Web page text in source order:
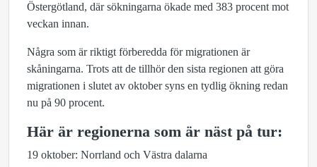
Östergötland, där sökningarna ökade med 383 procent mot
veckan innan.
Några som är riktigt förberedda för migrationen är
skåningarna. Trots att de tillhör den sista regionen att göra
migrationen i slutet av oktober syns en tydlig ökning redan
nu på 90 procent.
Här är regionerna som är näst på tur:
19 oktober: Norrland och Västra dalarna